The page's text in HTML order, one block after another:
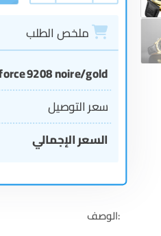
ملخص الطلب
9208 noire/gold
سعر التوصيل
السعر الإجمالي
:الوصف